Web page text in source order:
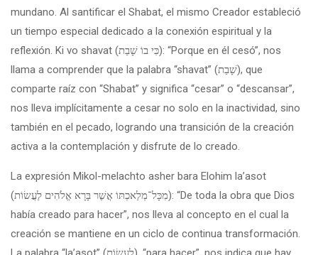
mundano. Al santificar el Shabat, el mismo Creador estableció
un tiempo especial dedicado a la conexión espiritual y la
reflexión. Ki vo shavat (כִּי בוֹ שָׁבַת): “Porque en él cesó”, nos
llama a comprender que la palabra “shavat” (שָׁבַת), que
comparte raíz con “Shabat” y significa “cesar” o “descansar”,
nos lleva implícitamente a cesar no solo en la inactividad, sino
también en el pecado, logrando una transición de la creación
activa a la contemplación y disfrute de lo creado.
La expresión Mikol-melachto asher bara Elohim la’asot
(מִכָּל־מְלַאכְתּוֹ אֲשֶׁר בָּרָא אֱלֹהִים לַעֲשׂוֹת): “De toda la obra que Dios
había creado para hacer”, nos lleva al concepto en el cual la
creación se mantiene en un ciclo de continua transformación.